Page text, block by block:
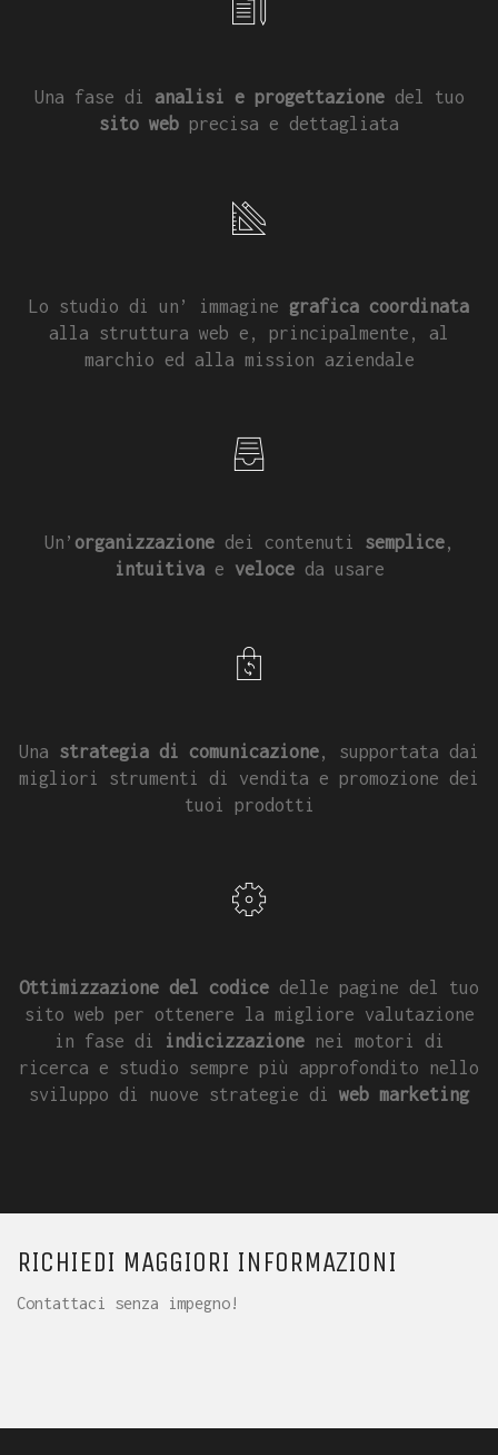
Una fase di analisi e progettazionedel tuo
sito web precisa e dettagliata
Lo studio di un’ immagine grafica coordinata
alla struttura web e, principalmente, al
marchio ed alla mission aziendale
Un’ organizzazionedei contenuti semplice,
intuitivae veloceda usare
Una strategia di comunicazione, supportata dai
migliori strumenti di vendita e promozione dei
tuoi prodotti
Ottimizzazione del codice delle pagine del tuo
sito web per ottenere la migliore valutazione
in fase di
indicizzazionenei motori di
ricerca e studio sempre più approfondito nello
sviluppo di nuove strategie di web marketing
RICHIEDI MAGGIORI INFORMAZIONI
Contattaci senza impegno!